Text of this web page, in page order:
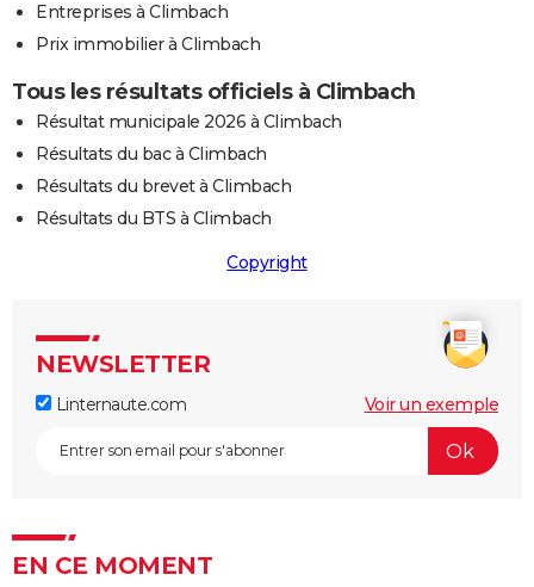
Entreprises à Climbach
Prix immobilier à Climbach
Tous les résultats officiels à Climbach
Résultat municipale 2026 à Climbach
Résultats du bac à Climbach
Résultats du brevet à Climbach
Résultats du BTS à Climbach
Copyright
NEWSLETTER
Linternaute.com Voir un exemple
EN CE MOMENT